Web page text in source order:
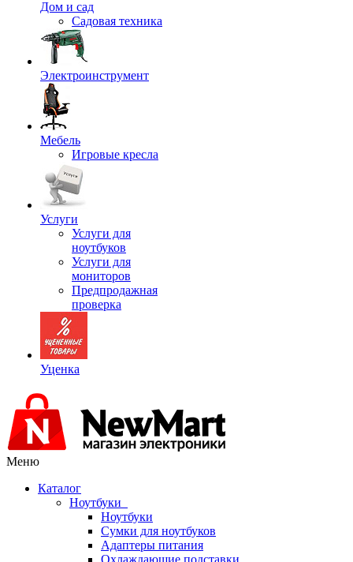
Дом и сад
Садовая техника
Электроинструмент
Мебель
Игровые кресла
Услуги
Услуги для
ноутбуков
Услуги для
мониторов
Предпродажная
проверка
Уценка
Меню
Каталог
Ноутбуки
Ноутбуки
Сумки для ноутбуков
Адаптеры питания
Охлаждающие подставки